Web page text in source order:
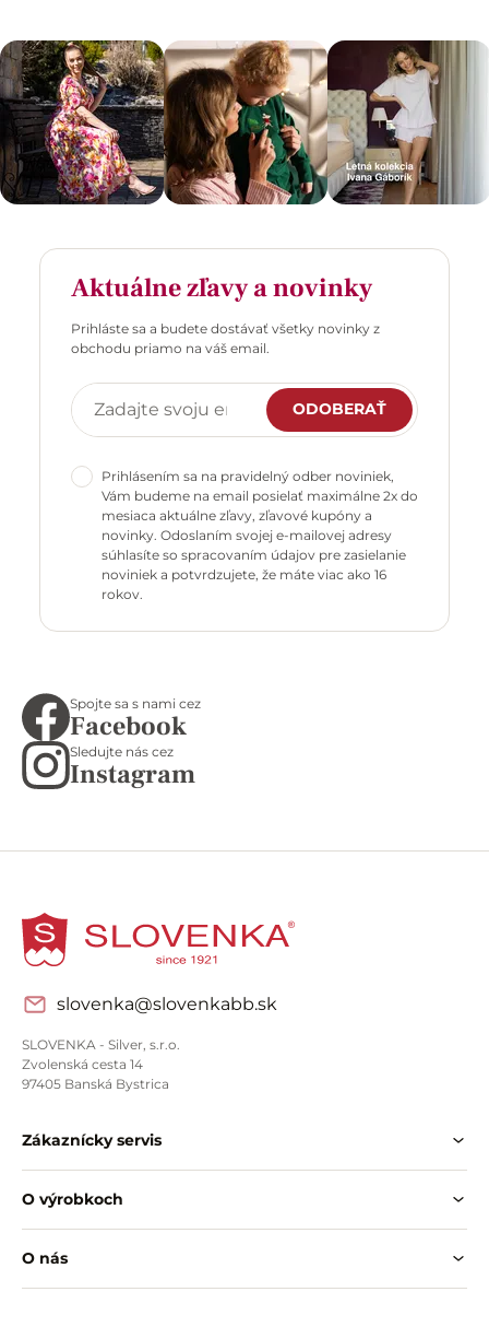
Aktuálne zľavy a novinky
Prihláste sa a budete dostávať všetky novinky z
obchodu priamo na váš email.
ODOBERAŤ
Prihlásením sa na pravidelný odber noviniek,
Vám budeme na email posielať maximálne 2x do
mesiaca aktuálne zľavy, zľavové kupóny a
novinky. Odoslaním svojej e-mailovej adresy
súhlasíte so spracovaním údajov pre zasielanie
noviniek a potvrdzujete, že máte viac ako 16
rokov.
Spojte sa s nami cez
Facebook
Sledujte nás cez
Instagram
slovenka@slovenkabb.sk
SLOVENKA - Silver, s.r.o.
Zvolenská cesta 14
97405 Banská Bystrica
Zákaznícky servis
O výrobkoch
O nás